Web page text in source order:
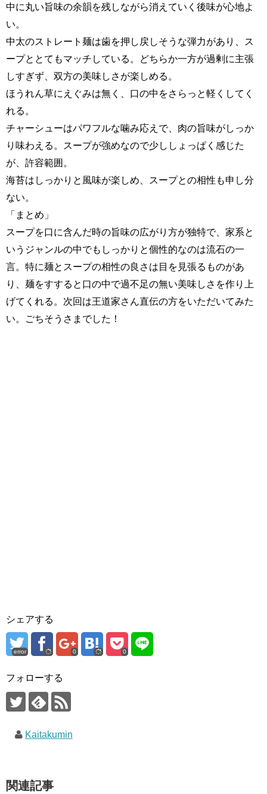
中に丸い旨味の余韻を残しながら消えていく後味が心地よ
い。
中太のストレート麺は歯を押し戻しそうな弾力があり、ス
ープととてもマッチしている。どちらか一方が過剰に主張
しすぎず、双方の美味しさが楽しめる。
ほうれん草にえぐみは無く、口の中をさらっと軽くしてく
れる。
チャーシューはパワフルな噛み応えで、肉の旨味がしっか
り味わえる。スープが強めなので少ししょっぱく感じた
が、許容範囲。
海苔はしっかりと風味が楽しめ、スープとの相性も申し分
ない。
「まとめ」
スープを口に含んだ時の旨味の広がり方が独特で、家系と
いうジャンルの中でもしっかりと個性的なのは流石の一
言。特に麺とスープの相性の良さは目を見張るものがあ
り、麺をすすると口の中で過不足の無い美味しさを作り上
げてくれる。次回は王道家さん直伝の方をいただいてみた
い。ごちそうさまでした！
シェアする
error 0 0
フォローする
Kaitakumin
関連記事